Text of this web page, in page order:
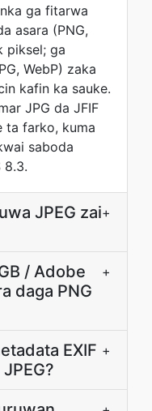
ga fitarwa
asara (PNG,
piksel; ga
WebP) zaka
kafin ka sauke.
JPG da JFIF
ta farko, kuma
saboda
8.3.
JPEG zai+
/ Adobe
daga PNG
+
EXIF +